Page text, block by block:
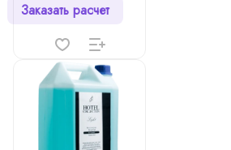
Заказать расчет